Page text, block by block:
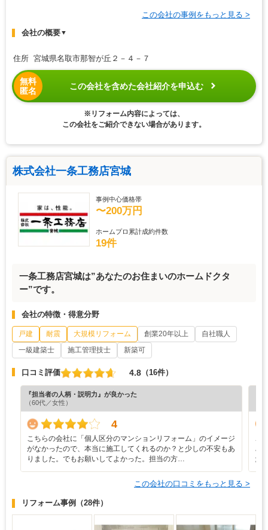
この会社の事例をもっと見る >
会社の概要▼
住所 宮城県名取市那智が丘２－４－７
無料
匿名
この会社を含めた会社紹介を申込む
※リフォーム内容によっては、
この会社をご紹介できない場合があります。
株式会社一条工務店宮城
事例中心価格帯
〜200万円
ホームプロ累計成約件数
19件
一条工務店宮城は”あなたのお住まいのホームドクタ
ー”です。
会社の特徴・得意分野
戸建 耐震 大規模リフォーム 創業20年以上
自社職人
一級建築士
施工管理技士 新築可
口コミ評価 4.8 （16件）
『担当者の人柄・説明力』が良かった
（60代／女性）
4
こちらの会社に「個人区分のマンションリフォーム」のイメージ
がなかったので、本当に施工してくれるのか？と少しの不安もあ
りました。でもお願いしてよかった。担当の方…
こ
ざ
だ
この会社の口コミをもっと見る >
リフォーム事例 （28件）